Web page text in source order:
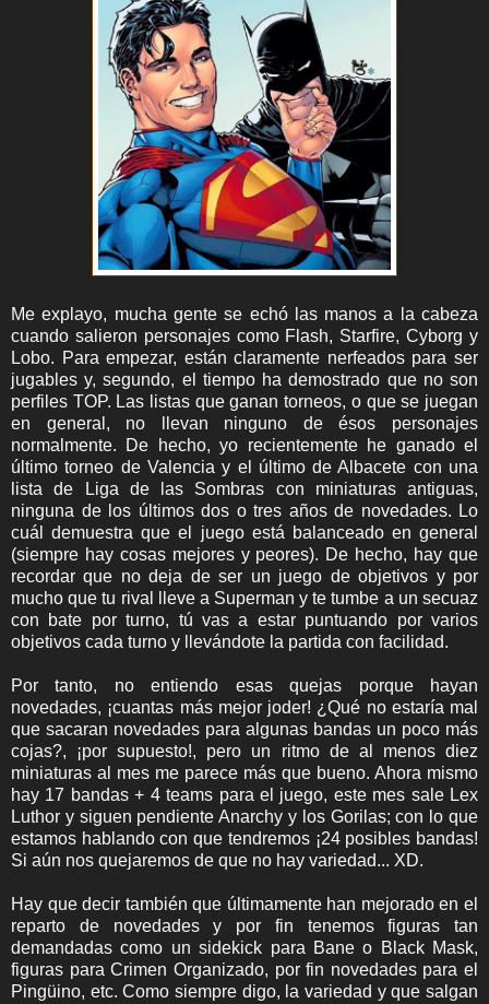
Me explayo, mucha gente se echó las manos a la cabeza
cuando salieron personajes como Flash, Starfire, Cyborg y
Lobo. Para empezar, están claramente nerfeados para ser
jugables y, segundo, el tiempo ha demostrado que no son
perfiles TOP. Las listas que ganan torneos, o que se juegan
en general, no llevan ninguno de ésos personajes
normalmente. De hecho, yo recientemente he ganado el
último torneo de Valencia y el último de Albacete con una
lista de Liga de las Sombras con miniaturas antiguas,
ninguna de los últimos dos o tres años de novedades. Lo
cuál demuestra que el juego está balanceado en general
(siempre hay cosas mejores y peores). De hecho, hay que
recordar que no deja de ser un juego de objetivos y por
mucho que tu rival lleve a Superman y te tumbe a un secuaz
con bate por turno, tú vas a estar puntuando por varios
objetivos cada turno y llevándote la partida con facilidad.
Por tanto, no entiendo esas quejas porque hayan
novedades, ¡cuantas más mejor joder! ¿Qué no estaría mal
que sacaran novedades para algunas bandas un poco más
cojas?, ¡por supuesto!, pero un ritmo de al menos diez
miniaturas al mes me parece más que bueno. Ahora mismo
hay 17 bandas + 4 teams para el juego, este mes sale Lex
Luthor y siguen pendiente Anarchy y los Gorilas; con lo que
estamos hablando con que tendremos ¡24 posibles bandas!
Si aún nos quejaremos de que no hay variedad... XD.
Hay que decir también que últimamente han mejorado en el
reparto de novedades y por fin tenemos figuras tan
demandadas como un sidekick para Bane o Black Mask,
figuras para Crimen Organizado, por fin novedades para el
Pingüino, etc. Como siempre digo, la variedad y que salgan